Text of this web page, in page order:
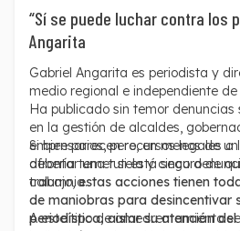
“Sí se puede luchar contra los
Angarita
Gabriel Angarita es periodista y
medio regional e independiente
Ha publicado sin temor denuncias
en la gestión de alcaldes,
empresarios, pero, en menos de
afrontar una tutela y cinco
calumnia.
Si bien parecen recursos legales
debería temer si está seguro de
trabajo,estas acciones tienen
de maniobras para desincentivar
periodística, aislar su atención
A este tipo de amedrentamiento